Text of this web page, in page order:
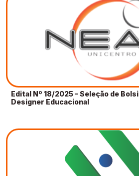
Edital Nº 18/2025 – Seleção de
Designer Educacional